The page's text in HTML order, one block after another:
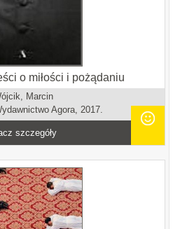
o miłości i pożądaniu
Marcin
Agora, 2017.
szczegóły